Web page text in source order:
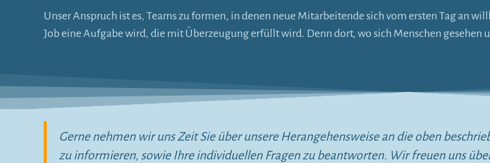
Unser Anspruch ist es, Teams zu formen, in denen neue Mitarbeitende sich vom ersten Tag an
Job eine Aufgabe wird, die mit Überzeugung erfüllt wird. Denn dort, wo sich Menschen
Gerne nehmen wir uns Zeit Sie über unsere Herangehensweise an die oben
zu informieren, sowie Ihre individuellen Fragen zu beantworten. Wir freuen uns